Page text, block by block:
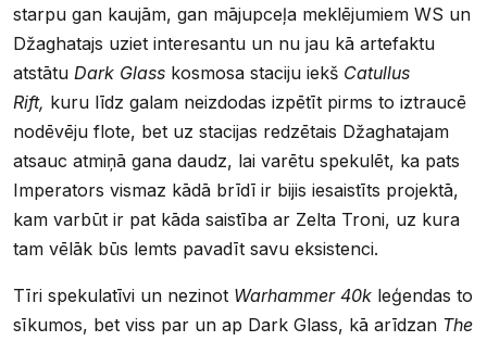
starpu gan kaujām, gan mājupceļa meklējumiem WS un
Džaghatajs uziet interesantu un nu jau kā artefaktu
atstātu Dark Glass kosmosa staciju iekš Catullus
Rift, kuru līdz galam neizdodas izpētīt pirms to iztraucē
nodēvēju flote, bet uz stacijas redzētais Džaghatajam
atsauc atmiņā gana daudz, lai varētu spekulēt, ka pats
Imperators vismaz kādā brīdī ir bijis iesaistīts projektā,
kam varbūt ir pat kāda saistība ar Zelta Troni, uz kura
tam vēlāk būs lemts pavadīt savu eksistenci.
Tīri spekulatīvi un nezinot Warhammer 40k leģendas to
sīkumos, bet viss par un ap Dark Glass, kā arīdzan The